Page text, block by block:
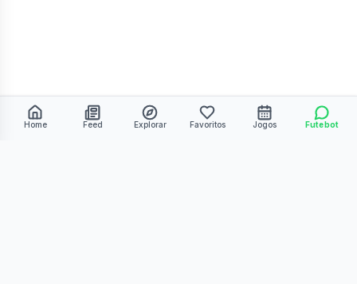
Home Feed Explorar Favoritos Jogos Futebot